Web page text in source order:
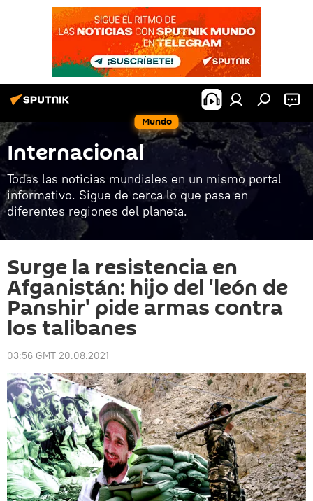
Mundo
Internacional
Todas las noticias mundiales en un mismo portal
informativo. Sigue de cerca lo que pasa en
diferentes regiones del planeta.
Surge la resistencia en
Afganistán: hijo del 'león de
Panshir' pide armas contra
los talibanes
03:56 GMT 20.08.2021